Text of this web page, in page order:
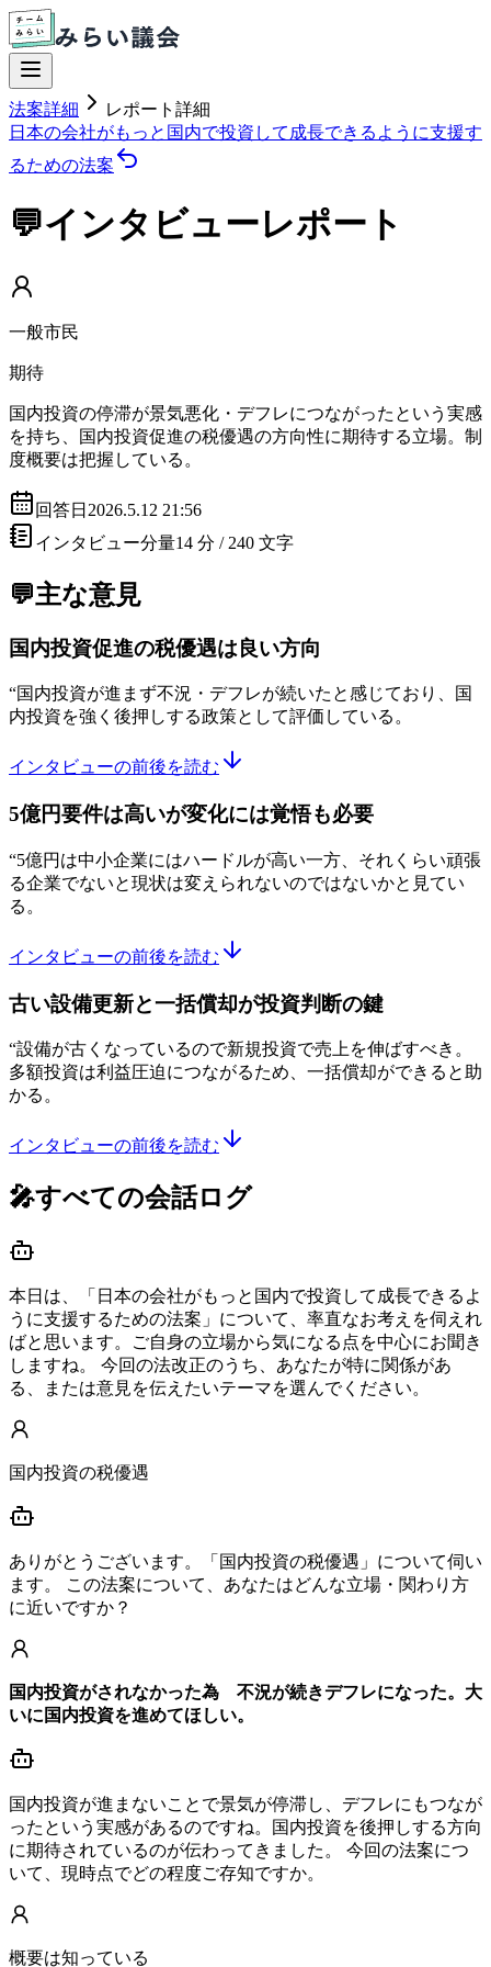
法案詳細
レポート詳細
日本の会社がもっと国内で投資して成長できるように支援す
るための法案
💬インタビューレポート
一般市民
期待
国内投資の停滞が景気悪化・デフレにつながったという実感
を持ち、国内投資促進の税優遇の方向性に期待する立場。制
度概要は把握している。
回答日 2026.5.12 21:56
インタビュー分量14 分 / 240 文字
💬主な意見
国内投資促進の税優遇は良い方向
“国内投資が進まず不況・デフレが続いたと感じており、国
内投資を強く後押しする政策として評価している。
インタビューの前後を読む
5億円要件は高いが変化には覚悟も必要
“5億円は中小企業にはハードルが高い一方、それくらい頑張
る企業でないと現状は変えられないのではないかと見てい
る。
インタビューの前後を読む
古い設備更新と一括償却が投資判断の鍵
“設備が古くなっているので新規投資で売上を伸ばすべき。
多額投資は利益圧迫につながるため、一括償却ができると助
かる。
インタビューの前後を読む
🎤すべての会話ログ
本日は、「日本の会社がもっと国内で投資して成長できるよ
うに支援するための法案」について、率直なお考えを伺えれ
ばと思います。ご自身の立場から気になる点を中心にお聞き
しますね。 今回の法改正のうち、あなたが特に関係があ
る、または意見を伝えたいテーマを選んでください。
国内投資の税優遇
ありがとうございます。「国内投資の税優遇」について伺い
ます。 この法案について、あなたはどんな立場・関わり方
に近いですか？
国内投資がされなかった為 不況が続きデフレになった。大
いに国内投資を進めてほしい。
国内投資が進まないことで景気が停滞し、デフレにもつなが
ったという実感があるのですね。国内投資を後押しする方向
に期待されているのが伝わってきました。 今回の法案につ
いて、現時点でどの程度ご存知ですか。
概要は知っている